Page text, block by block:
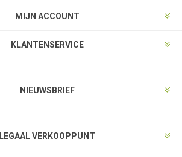
MIJN ACCOUNT
KLANTENSERVICE
NIEUWSBRIEF
LEGAAL VERKOOPPUNT